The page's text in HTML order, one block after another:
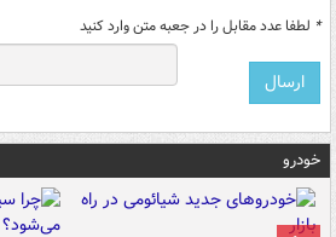
* لطفا عدد مقابل را در جعبه متن وارد کنید
خودرو